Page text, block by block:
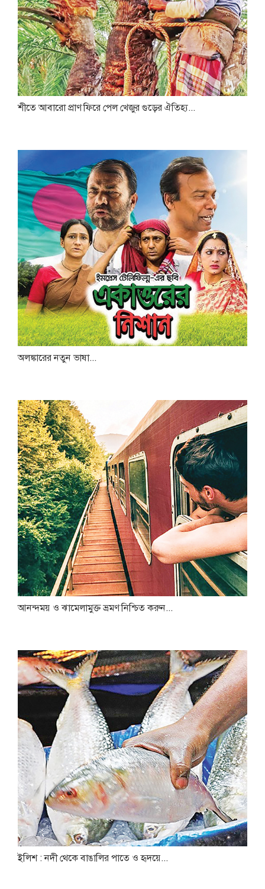
শীতে আবারো প্রাণ ফিরে পেল খেজুর গুড়ের ঐতিহ্য...
অলঙ্কারের নতুন ভাষা...
আনন্দময় ও ঝামেলামুক্ত ভ্রমণ নিশ্চিত করুন...
ইলিশ : নদী থেকে বাঙালির পাতে ও হৃদয়ে...